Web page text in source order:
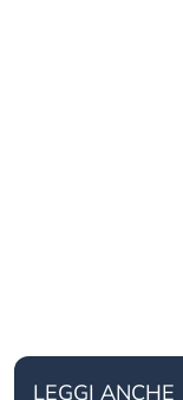
LEGGI ANCHE